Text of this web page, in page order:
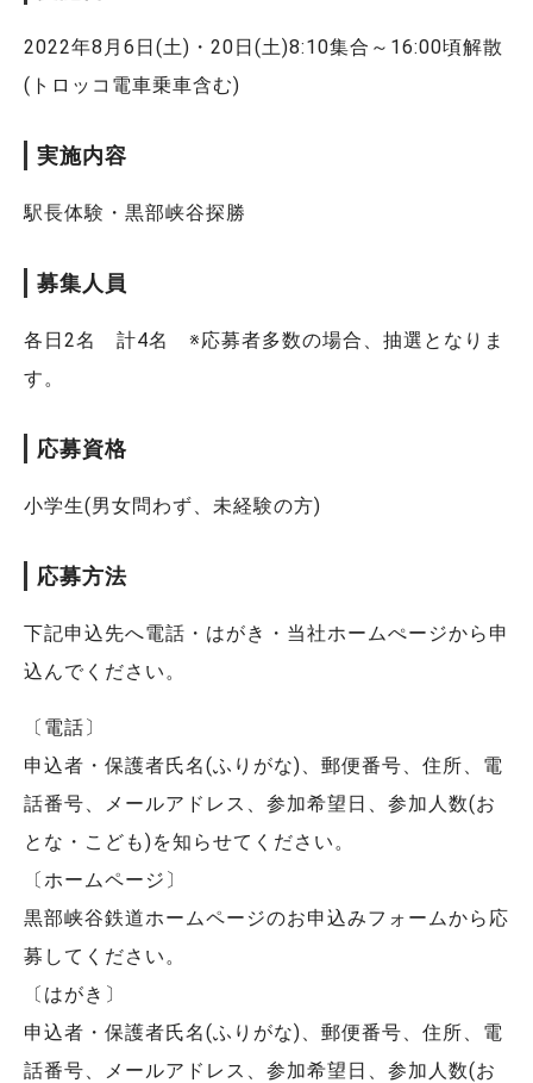
2022年8月6日(土)・20日(土)8:10集合～16:00頃解散
(トロッコ電車乗車含む)
実施内容
駅長体験・黒部峡谷探勝
募集人員
各日2名 計4名 ※応募者多数の場合、抽選となりま
す。
応募資格
小学生(男女問わず、未経験の方)
応募方法
下記申込先へ電話・はがき・当社ホームぺージから申
込んでください。
〔電話〕
申込者・保護者氏名(ふりがな)、郵便番号、住所、電
話番号、メールアドレス、参加希望日、参加人数(お
とな・こども)を知らせてください。
〔ホームページ〕
黒部峡谷鉄道ホームページのお申込みフォームから応
募してください。
〔はがき〕
申込者・保護者氏名(ふりがな)、郵便番号、住所、電
話番号、メールアドレス、参加希望日、参加人数(お